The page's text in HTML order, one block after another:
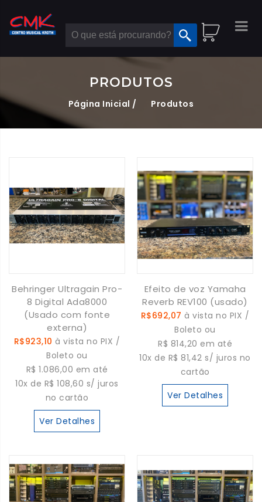
PRODUTOS
Página Inicial / Produtos
Behringer Ultragain Pro-
8 Digital Ada8000
(Usado com fonte
externa)
R$923,10 à vista no PIX /
Boleto ou
R$ 1.086,00 em até
10x de R$ 108,60 s/ juros
no cartão
Ver Detalhes
Efeito de voz Yamaha
Reverb REV100 (usado)
R$692,07 à vista no PIX /
Boleto ou
R$ 814,20 em até
10x de R$ 81,42 s/ juros no
cartão
Ver Detalhes